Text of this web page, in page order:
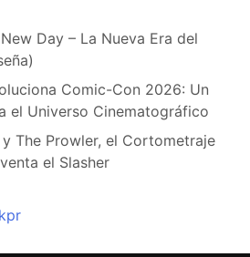
Day – La Nueva Era del
Comic-Con 2026: Un
el Universo Cinematográfico
The Prowler, el Cortometraje
el Slasher